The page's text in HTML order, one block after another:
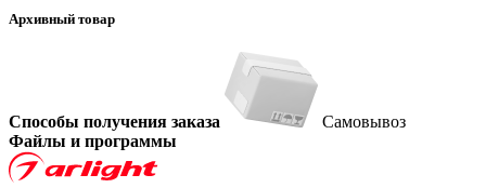
Архивный товар
Способы получения заказа
Самовывоз
Файлы и программы